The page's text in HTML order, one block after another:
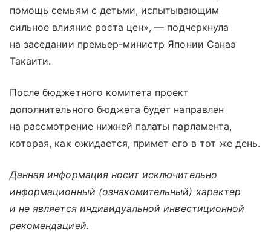
помощь семьям с детьми, испытывающим
сильное влияние роста цен», — подчеркнула
на заседании премьер-министр Японии Санаэ
Такаити.
После бюджетного комитета проект
дополнительного бюджета будет направлен
на рассмотрение нижней палаты парламента,
которая, как ожидается, примет его в тот же день.
Данная информация носит исключительно
информационный (ознакомительный) характер
и не является индивидуальной инвестиционной
рекомендацией.